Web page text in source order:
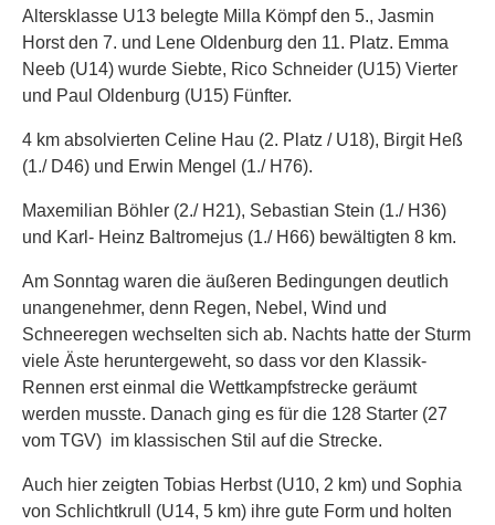
Altersklasse U13 belegte Milla Kömpf den 5., Jasmin
Horst den 7. und Lene Oldenburg den 11. Platz. Emma
Neeb (U14) wurde Siebte, Rico Schneider (U15) Vierter
und Paul Oldenburg (U15) Fünfter.
4 km absolvierten Celine Hau (2. Platz / U18), Birgit Heß
(1./ D46) und Erwin Mengel (1./ H76).
Maxemilian Böhler (2./ H21), Sebastian Stein (1./ H36)
und Karl- Heinz Baltromejus (1./ H66) bewältigten 8 km.
Am Sonntag waren die äußeren Bedingungen deutlich
unangenehmer, denn Regen, Nebel, Wind und
Schneeregen wechselten sich ab. Nachts hatte der Sturm
viele Äste heruntergeweht, so dass vor den Klassik-
Rennen erst einmal die Wettkampfstrecke geräumt
werden musste. Danach ging es für die 128 Starter (27
vom TGV) im klassischen Stil auf die Strecke.
Auch hier zeigten Tobias Herbst (U10, 2 km) und Sophia
von Schlichtkrull (U14, 5 km) ihre gute Form und holten